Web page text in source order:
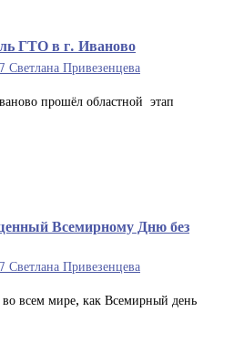
ГТО в г. Иваново
Светлана Привезенцева
прошёл областной этап
Всемирному Дню без
Светлана Привезенцева
во всем мире, как Всемирный день